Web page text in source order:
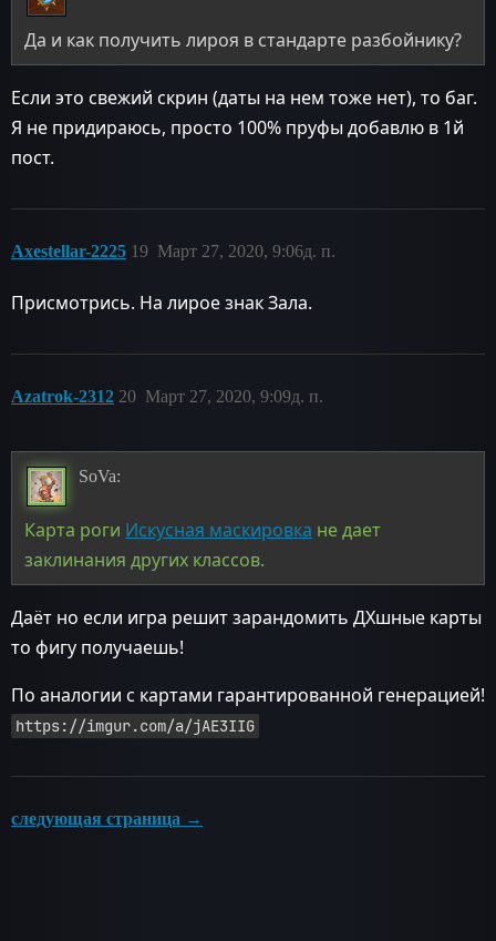
Да и как получить лироя в стандарте разбойнику?
Если это свежий скрин (даты на нем тоже нет), то баг.
Я не придираюсь, просто 100% пруфы добавлю в 1й
пост.
Axestellar-2225 Март 27, 2020, 9:06д. п.
19
Присмотрись. На лирое знак Зала.
Azatrok-2312 Март 27, 2020, 9:09д. п.
20
SoVa:
Карта роги Искусная маскировка не дает
заклинания других классов.
Даёт но если игра решит зарандомить ДХшные карты
то фигу получаешь!
По аналогии с картами гарантированной генерацией!
https://imgur.com/a/jAE3IIG
следующая страница →